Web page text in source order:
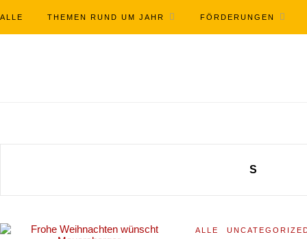
ALLE THEMEN RUND UM JAHR FÖRDERUNGEN
S
ALLE